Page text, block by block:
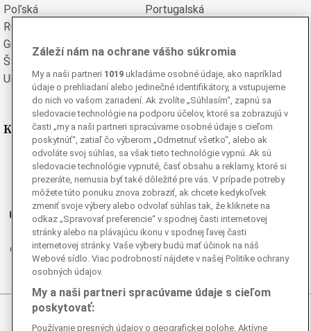
Poľská
Portugalská
Rumunská
Grécka
Španielska
Švédska
Ukrajinská
Vietnamská
Kde nás nájdete
Facebook
Instagram
Ganjing
Youtube
Twitter
Telegram
RSS
© 2026 Epoch Times Slovensko
Záleží nám na ochrane vášho súkromia
My a naši partneri 1019 ukladáme osobné údaje, ako napríklad
údaje o prehliadaní alebo jedinečné identifikátory, a vstupujeme
do nich vo vašom zariadení. Ak zvolíte „Súhlasím“, zapnú sa
sledovacie technológie na podporu účelov, ktoré sa zobrazujú v
časti „my a naši partneri spracúvame osobné údaje s cieľom
poskytnúť“, zatiaľ čo výberom „Odmetnuť všetko“, alebo ak
odvoláte svoj súhlas, sa však tieto technológie vypnú. Ak sú
sledovacie technológie vypnuté, časť obsahu a reklamy, ktoré si
prezeráte, nemusia byť také dôležité pre vás. V prípade potreby
môžete túto ponuku znova zobraziť, ak chcete kedykoľvek
zmeniť svoje výbery alebo odvolať súhlas tak, že kliknete na
odkaz „Spravovať preferencie“ v spodnej časti internetovej
stránky alebo na plávajúcu ikonu v spodnej ľavej časti
internetovej stránky. Vaše výbery budú mať účinok na náš
Webové sídlo. Viac podrobností nájdete v našej Politike ochrany
osobných údajov.
My a naši partneri spracúvame údaje s cieľom
poskytovať:
Používanie presných údajov o geografickej polohe. Aktívne